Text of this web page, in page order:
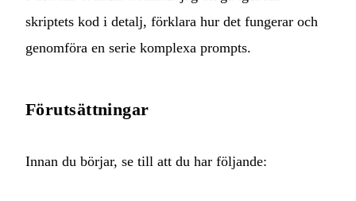
skriptets kod i detalj, förklara hur det fungerar och
genomföra en serie komplexa prompts.
Förutsättningar
Innan du börjar, se till att du har följande: